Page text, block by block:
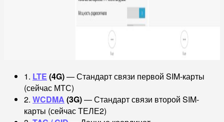
1. LTE (4G)— Стандарт связи первой SIM-карты
(сейчас МТС)
2. WCDMA (3G)— Стандарт связи второй SIM-
карты (сейчас ТЕЛЕ2)